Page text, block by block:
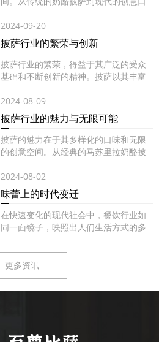
2024-09-20
披萨行业的繁荣与创新
披萨行业的繁荣，得益于其广泛的受众
基础和不断创新的精神。披萨以其丰富
2024-08-09
披萨行业的魅力与无限可能
披萨的魅力在于其多样化的口味和无限
的创意空间。从经典的马苏里拉奶酪披
2024-08-02
味蕾上的时代变迁
在快速变化的现代社会中，餐饮行业如
同一面镜子，映照出人们生活方式的多
更多资讯